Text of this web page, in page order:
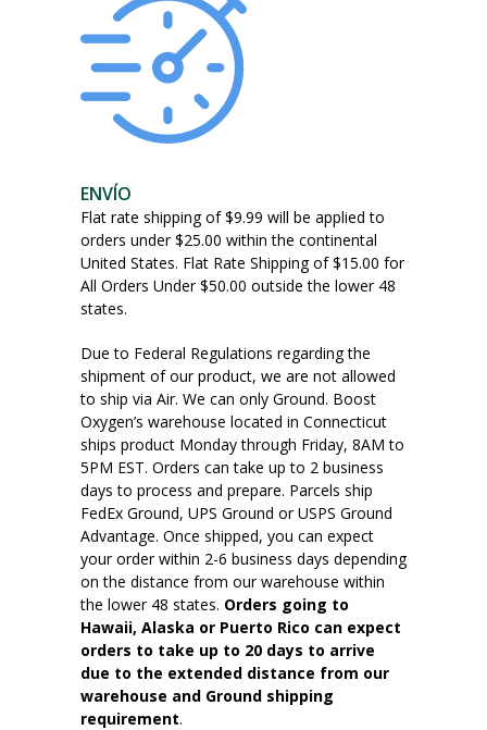
ENVÍO
Flat rate shipping of $9.99 will be applied to
orders under $25.00 within the continental
United States. Flat Rate Shipping of $15.00 for
All Orders Under $50.00 outside the lower 48
states.
Due to Federal Regulations regarding the
shipment of our product, we are not allowed
to ship via Air. We can only Ground. Boost
Oxygen’s warehouse located in Connecticut
ships product Monday through Friday, 8AM to
5PM EST. Orders can take up to 2 business
days to process and prepare. Parcels ship
FedEx Ground, UPS Ground or USPS Ground
Advantage. Once shipped, you can expect
your order within 2-6 business days depending
on the distance from our warehouse within
the lower 48 states. Orders going to
Hawaii, Alaska or Puerto Rico can expect
orders to take up to 20 days to arrive
due to the extended distance from our
warehouse and Ground shipping
requirement.